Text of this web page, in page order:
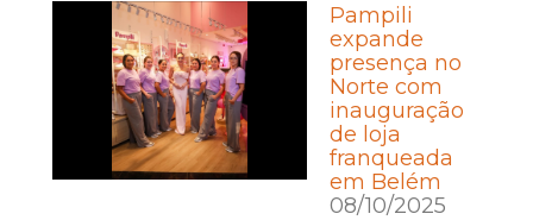
Pampili
expande
presença no
Norte com
inauguração
de loja
franqueada
em Belém
08/10/2025